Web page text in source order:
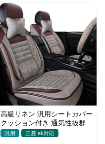
高級リネン 汎用シートカバー
クッション付き 通気性抜群
接触冷感 軽/普自動車
汎用 三菱 ek対応